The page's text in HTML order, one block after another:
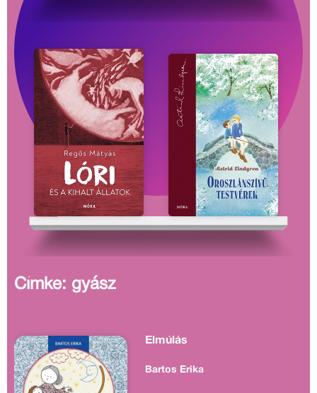
Címke: gyász
Elmúlás
Bartos Erika